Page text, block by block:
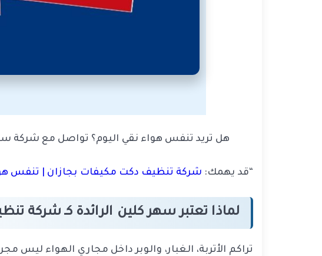
هل تريد تنفس هواء نقي اليوم؟ تواصل مع شركة
“قد يهمك: شركة تنظيف دكت مكيفات بجازان | تنفس هواءً
لماذا تعتبر سهر كلين الرائدة كـ شركة
تراكم الأتربة، الغبار، والوبر داخل مجاري الهواء ليس